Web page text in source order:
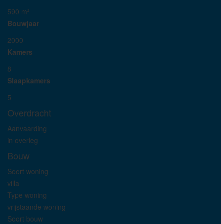
590 m²
Bouwjaar
2000
Kamers
8
Slaapkamers
5
Overdracht
Aanvaarding
in overleg
Bouw
Soort woning
villa
Type woning
vrijstaande woning
Soort bouw